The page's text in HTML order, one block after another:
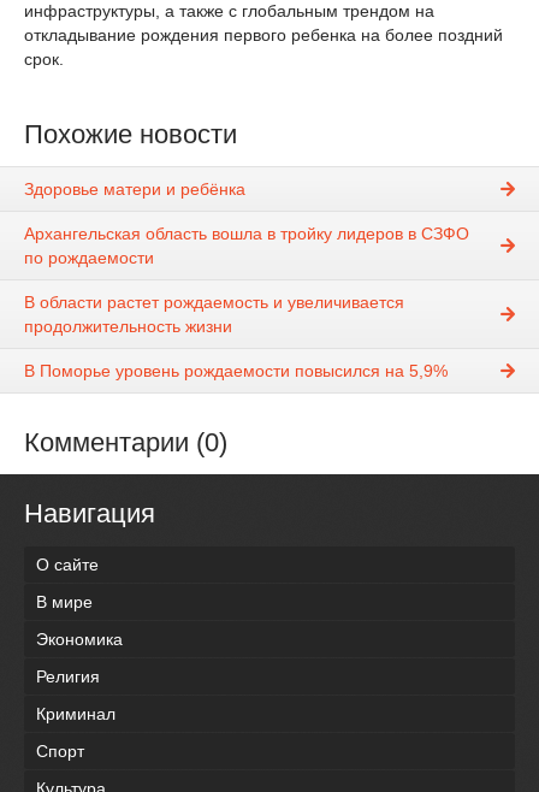
инфраструктуры, а также с глобальным трендом на
откладывание рождения первого ребенка на более поздний
срок.
Похожие новости
Здоровье матери и ребёнка
Архангельская область вошла в тройку лидеров в СЗФО
по рождаемости
В области растет рождаемость и увеличивается
продолжительность жизни
В Поморье уровень рождаемости повысился на 5,9%
Комментарии (0)
Навигация
О сайте
В мире
Экономика
Религия
Криминал
Спорт
Культура